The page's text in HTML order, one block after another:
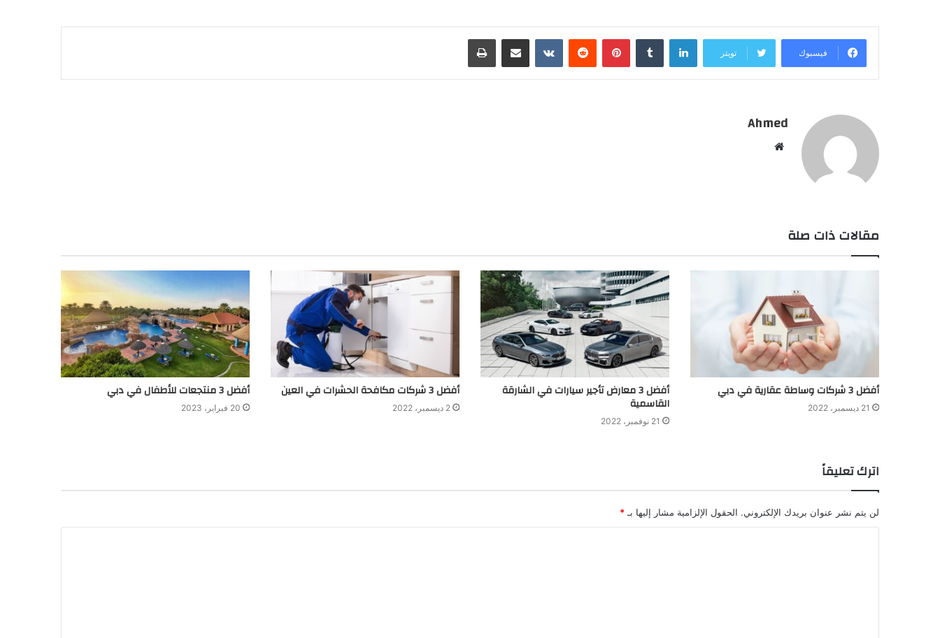
فيسبوك تويتر
لينكدإن بينتيريست مشاركة عبر البريد طباعة
Ahmed
مقالات ذات صلة
أفضل 3 شركات وساطة عقارية في دبي
21 ديسمبر، 2022
أفضل 3 معارض تأجير سيارات في الشارقة
القاسمية
21 نوفمبر، 2022
أفضل 3 شركات مكافحة الحشرات في العين
2 ديسمبر، 2022
أفضل 3 منتجعات للأطفال في دبي
20 فبراير، 2023
اترك تعليقاً
لن يتم نشر عنوان بريدك الإلكتروني. الحقول الإلزامية مشار إليها بـ *